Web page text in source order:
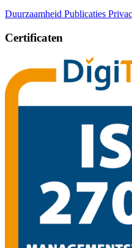
Duurzaamheid Publicaties
Certificaten